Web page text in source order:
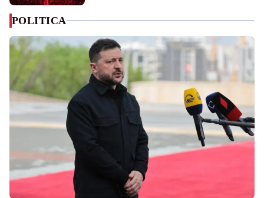
POLITICA